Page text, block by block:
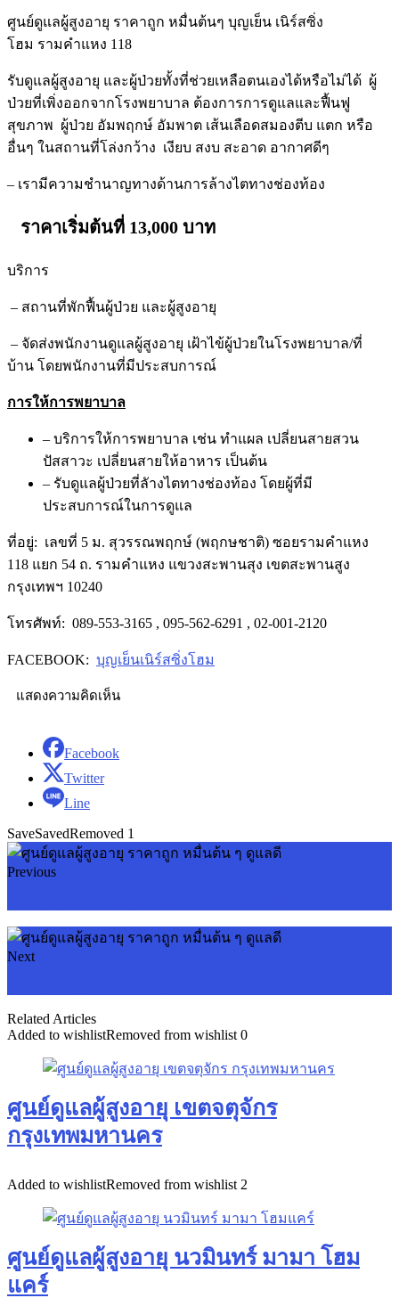
ศูนย์ดูแลผู้สูงอายุ ราคาถูก หมื่นต้นๆ บุญเย็น เนิร์สซิ่ง
โฮม รามคำแหง 118
รับดูแลผู้สูงอายุ และผู้ป่วยทั้งที่ช่วยเหลือตนเองได้หรือไม่ได้ ผู้
ป่วยที่เพิ่งออกจากโรงพยาบาล ต้องการการดูแลและฟื้นฟู
สุขภาพ ผู้ป่วย อัมพฤกษ์ อัมพาต เส้นเลือดสมองตีบ แตก หรือ
อื่นๆ ในสถานที่โล่งกว้าง เงียบ สงบ สะอาด อากาศดีๆ
– เรามีความชำนาญทางด้านการล้างไตทางช่องท้อง
ราคาเริ่มต้นที่ 13,000 บาท
บริการ
– สถานที่พักฟื้นผู้ป่วย และผู้สูงอายุ
– จัดส่งพนักงานดูแลผู้สูงอายุ เฝ้าไข้ผู้ป่วยในโรงพยาบาล/ที่
บ้าน โดยพนักงานที่มีประสบการณ์
การให้การพยาบาล
– บริการให้การพยาบาล เช่น ทำแผล เปลี่ยนสายสวน
ปัสสาวะ เปลี่ยนสายให้อาหาร เป็นต้น
– รับดูแลผู้ป่วยที่ลัางไตทางช่องท้อง โดยผู้ที่มี
ประสบการณ์ในการดูแล
ที่อยู่: เลขที่ 5 ม. สุวรรณพฤกษ์ (พฤกษชาติ) ซอยรามคำแหง
118 แยก 54 ถ. รามคำแหง แขวงสะพานสุง เขตสะพานสูง
กรุงเทพฯ 10240
โทรศัพท์: 089-553-3165 , 095-562-6291 , 02-001-2120
FACEBOOK: บุญเย็นเนิร์สซิ่งโฮม
แสดงความคิดเห็น
Facebook
Twitter
Line
SaveSavedRemoved 1
Previous
Next
Related Articles
Added to wishlistRemoved from wishlist 0
ศูนย์ดูแลผู้สูงอายุ เขตจตุจักร
กรุงเทพมหานคร
Added to wishlistRemoved from wishlist 2
ศูนย์ดูแลผู้สูงอายุ นวมินทร์ มามา โฮม
แคร์